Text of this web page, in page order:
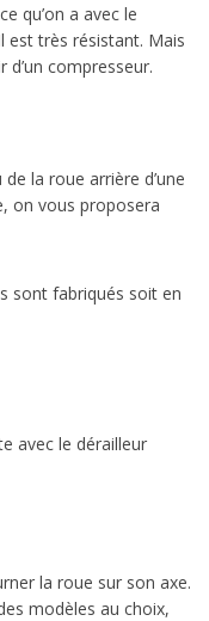
qu’on a avec le
est très résistant. Mais
d’un compresseur.
la roue arrière d’une
on vous proposera
sont fabriqués soit en
avec le dérailleur
la roue sur son axe.
modèles au choix,